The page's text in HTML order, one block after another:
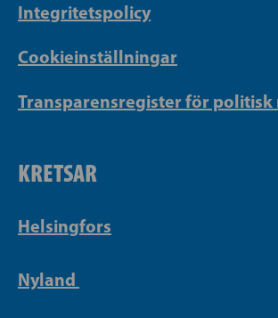
Integritetspolicy
Cookieinställningar
Transparensregister för politisk
KRETSAR
Helsingfors
Nyland